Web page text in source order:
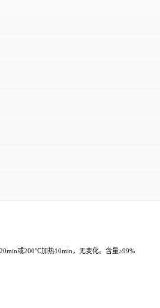
或200℃加热10min，无变化。含量≥99%